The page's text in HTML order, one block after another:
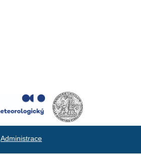
Administrace